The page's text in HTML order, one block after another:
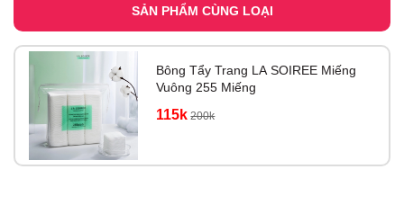
SẢN PHẨM CÙNG LOẠI
Bông Tẩy Trang LA SOIREE Miếng
Vuông 255 Miếng
115k 200k